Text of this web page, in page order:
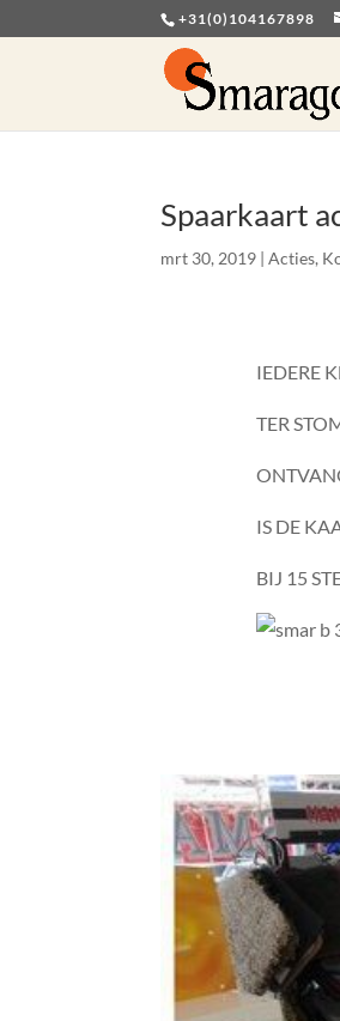
+31(0)104167898
Spaarkaart
mrt 30, 2019 |Acties,
IEDERE
TER
IS DE
BIJ 15